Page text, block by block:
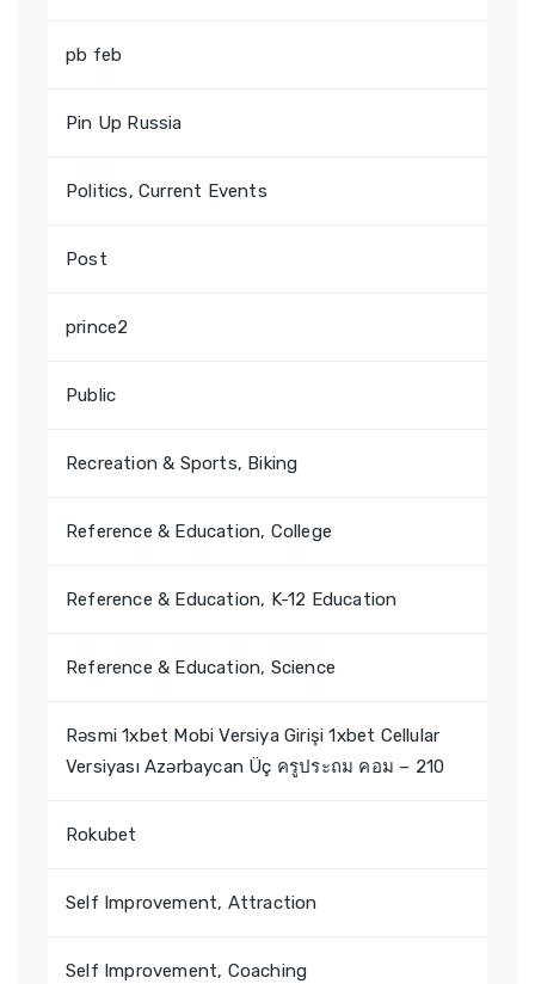
pb feb
Pin Up Russia
Politics, Current Events
Post
prince2
Public
Recreation & Sports, Biking
Reference & Education, College
Reference & Education, K-12 Education
Reference & Education, Science
Rəsmi 1xbet Mobi Versiya Girişi 1xbet Cellular
Versiyası Azərbaycan Üç ครูประถม คอม – 210
Rokubet
Self Improvement, Attraction
Self Improvement, Coaching